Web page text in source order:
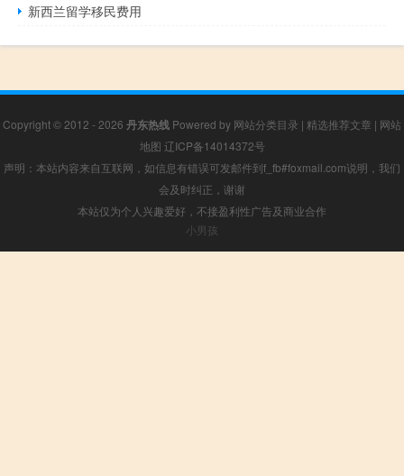
新西兰留学移民费用
Copyright © 2012 - 2026 丹东热线 Powered by 网站分类目录 | 精选推荐文章 | 网站
地图 辽ICP备14014372号
声明：本站内容来自互联网，如信息有错误可发邮件到f_fb#foxmail.com说明，我们
会及时纠正，谢谢
本站仅为个人兴趣爱好，不接盈利性广告及商业合作
小男孩